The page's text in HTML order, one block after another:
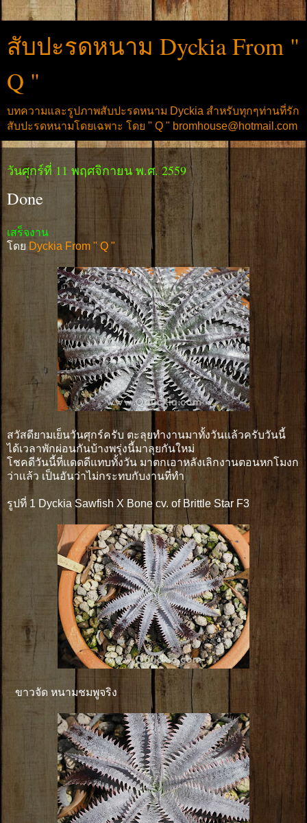
สับปะรดหนาม Dyckia From "
Q "
บทความและรูปภาพสับปะรดหนาม Dyckia สำหรับทุกๆท่านที่รัก
สับปะรดหนามโดยเฉพาะ โดย " Q " bromhouse@hotmail.com
วันศุกร์ที่ 11 พฤศจิกายน พ.ศ. 2559
Done
เสร็จงาน
โดย Dyckia From " Q "
สวัสดียามเย็นวันศุกร์ครับ ตะลุยทำงานมาทั้งวันแล้วครับวันนี้
ได้เวลาพักผ่อนกันบ้างพรุ่งนี้มาลุยกันใหม่
โชคดีวันนี้ที่เเดดดีแทบทั้งวัน มาตกเอาหลังเลิกงานตอนหกโมงก
ว่าเเล้ว เป็นอันว่าไม่กระทบกับงานที่ทำ
รูปที่ 1 Dyckia Sawfish X Bone cv. of Brittle Star F3
ขาวจัด หนามชมพูจริง